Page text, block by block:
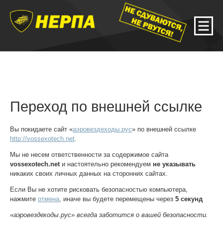
Переход по внешней ссылке
Вы покидаете сайт «аэровездеходы.рус» по внешней ссылке
http://vossexotech.net
Мы не несем ответственности за содержимое сайта
vossexotech.net и настоятельно рекомендуем не указывать
никаких своих личных данных на сторонних сайтах.
Если Вы не хотите рисковать безопасностью компьютера,
нажмите отмена , иначе вы будете перемещены через 5 секунд
«аэровездеходы.рус» всегда заботится о вашей безопасности.